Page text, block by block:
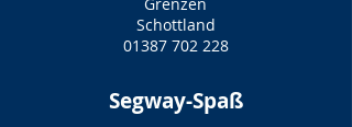
Schottland
01387 702 228
Segway-Spaß